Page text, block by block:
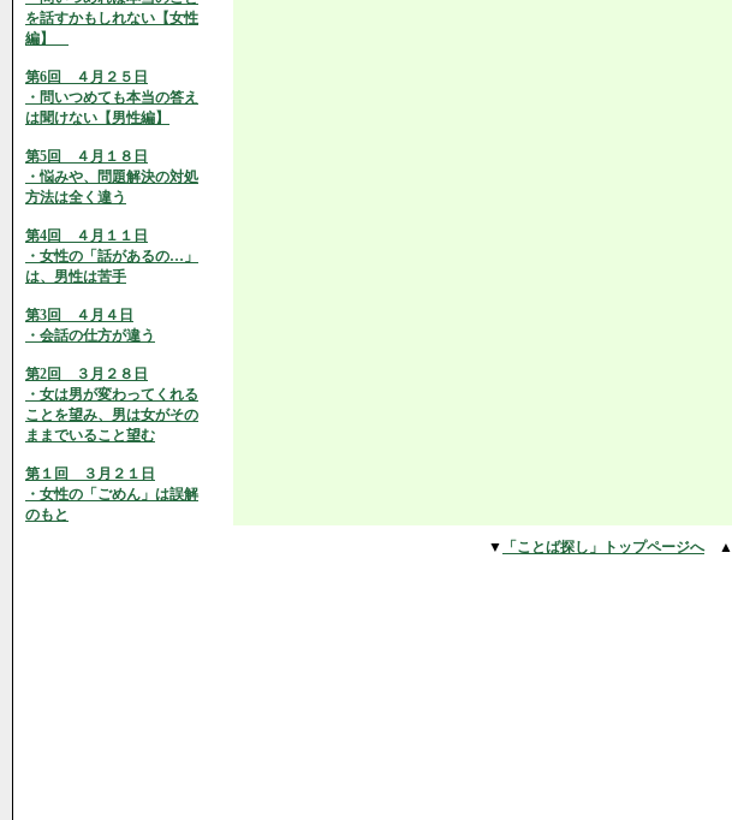
を話すかもしれない【女性
編】
第6回 ４月２５日
・問いつめても本当の答え
は聞けない【男性編】
第5回 ４月１８日
・悩みや、問題解決の対処
方法は全く違う
第4回 ４月１１日
・女性の「話があるの…」
は、男性は苦手
第3回 ４月４日
・会話の仕方が違う
第2回 ３月２８日
・女は男が変わってくれる
ことを望み、男は女がその
ままでいること望む
第１回 ３月２１日
・女性の「ごめん」は誤解
のもと
▼ 「ことば探し」トップページへ▲